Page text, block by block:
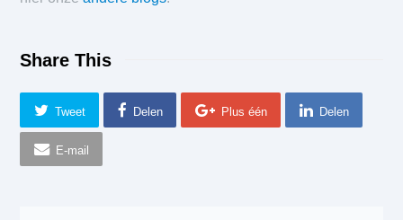
Share This
Tweet Delen Plus één Delen
E-mail